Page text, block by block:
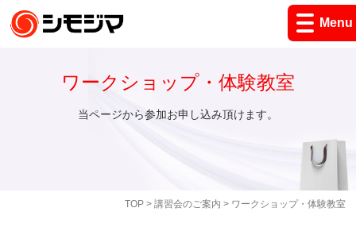
Menu
TOP> 講習会のご案内 > ワークショップ・体験教室
ワークショップ・体験教室
当ページから参加お申し込み頂けます。